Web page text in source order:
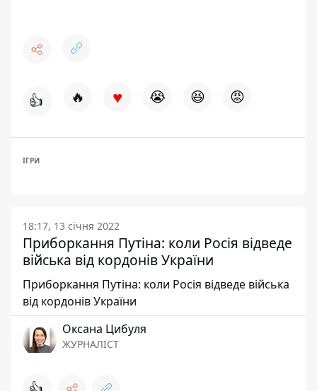
👍 🔥 ♥ 😭 😆 😡
ІГРИ
18:17, 13 січня 2022
Приборкання Путіна: коли Росія відведе
війська від кордонів України
Приборкання Путіна: коли Росія відведе війська
від кордонів України
Оксана Цибуля
ЖУРНАЛІСТ